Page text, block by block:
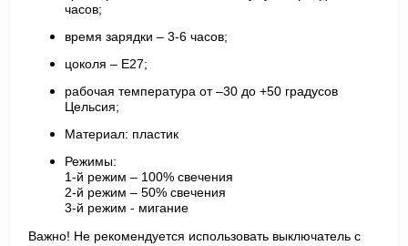
часов;
время зарядки – 3-6 часов;
цоколя – Е27;
рабочая температура от –30 до +50 градусов
Цельсия;
Материал: пластик
Режимы:
1-й режим – 100% свечения
2-й режим – 50% свечения
3-й режим - мигание
Важно! Не рекомендуется использовать выключатель с